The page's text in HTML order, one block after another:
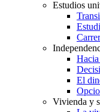
Estudios
El
Vivienda y